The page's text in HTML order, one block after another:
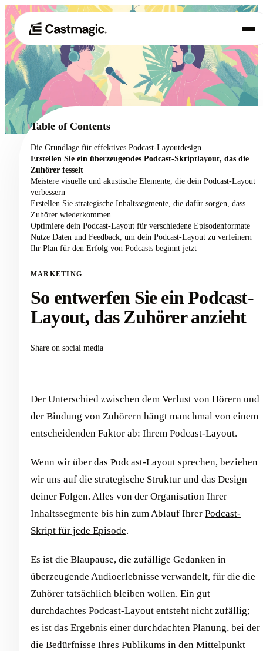
Produkt
Anwendungsfälle
Preisgestaltung
Über uns
Table of Contents
Die Grundlage für effektives Podcast-Layoutdesign
Erstellen Sie ein überzeugendes Podcast-Skriptlayout, das die
Zuhörer fesselt
Meistere visuelle und akustische Elemente, die dein Podcast-Layout
verbessern
Erstellen Sie strategische Inhaltssegmente, die dafür sorgen, dass
Zuhörer wiederkommen
Optimiere dein Podcast-Layout für verschiedene Episodenformate
Nutze Daten und Feedback, um dein Podcast-Layout zu verfeinern
Ihr Plan für den Erfolg von Podcasts beginnt jetzt
MARKETING
So entwerfen Sie ein Podcast-
Layout, das Zuhörer anzieht
Share on social media
Der Unterschied zwischen dem Verlust von Hörern und
der Bindung von Zuhörern hängt manchmal von einem
entscheidenden Faktor ab: Ihrem Podcast-Layout.
Wenn wir über das Podcast-Layout sprechen, beziehen
wir uns auf die strategische Struktur und das Design
deiner Folgen. Alles von der Organisation Ihrer
Inhaltssegmente bis hin zum Ablauf Ihrer Podcast-
Skript für jede Episode.
Es ist die Blaupause, die zufällige Gedanken in
überzeugende Audioerlebnisse verwandelt, für die die
Zuhörer tatsächlich bleiben wollen. Ein gut
durchdachtes Podcast-Layout entsteht nicht zufällig;
es ist das Ergebnis einer durchdachten Planung, bei der
die Bedürfnisse Ihres Publikums in den Mittelpunkt